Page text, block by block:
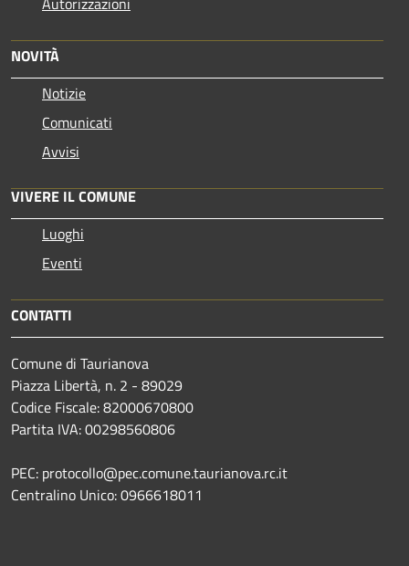
NOVITÀ
Notizie
Comunicati
Avvisi
VIVERE IL COMUNE
Luoghi
Eventi
CONTATTI
Comune di Taurianova
Piazza Libertà, n. 2 - 89029
Codice Fiscale: 82000670800
Partita IVA: 00298560806
PEC: protocollo@pec.comune.taurianova.rc.it
Centralino Unico: 0966618011